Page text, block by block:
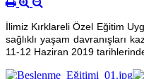
İlimiz Kırklareli Özel Eğitim
sağlıklı yaşam davranışları
11-12 Haziran 2019